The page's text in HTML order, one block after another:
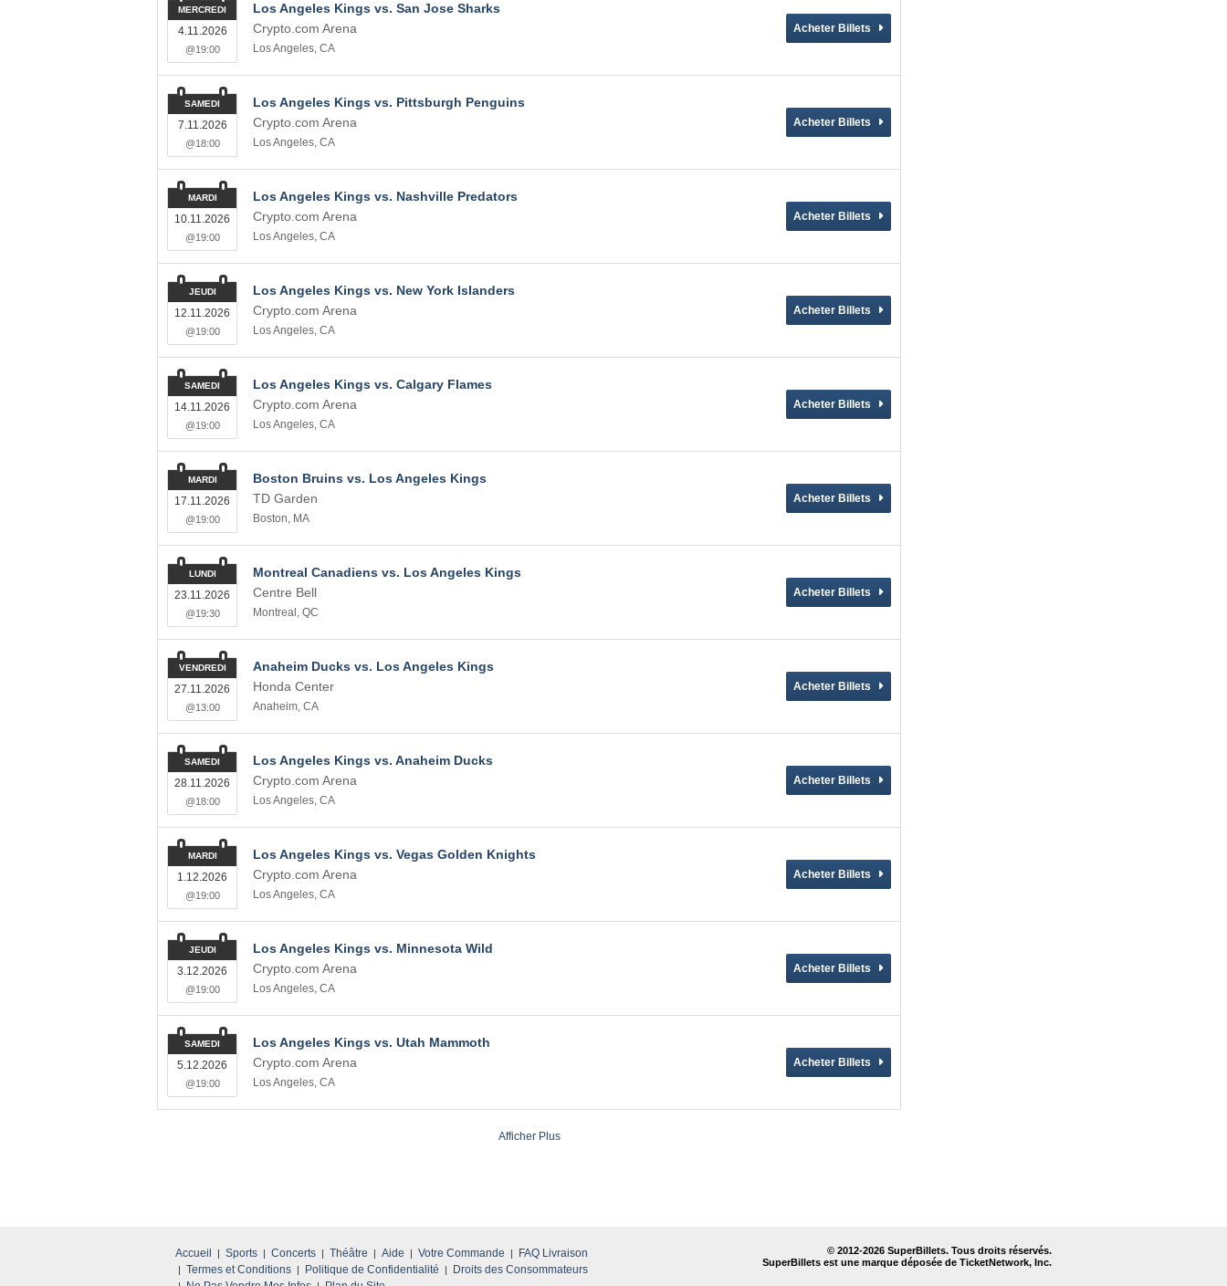
Los Angeles Kings vs. San Jose Sharks
Crypto.com Arena
Los Angeles, CA
MERCREDI
4.11.2026
@19:00
Los Angeles Kings vs. Pittsburgh Penguins
Crypto.com Arena
Los Angeles, CA
SAMEDI
7.11.2026
@18:00
Los Angeles Kings vs. Nashville Predators
Crypto.com Arena
Los Angeles, CA
MARDI
10.11.2026
@19:00
Los Angeles Kings vs. New York Islanders
Crypto.com Arena
Los Angeles, CA
JEUDI
12.11.2026
@19:00
Los Angeles Kings vs. Calgary Flames
Crypto.com Arena
Los Angeles, CA
SAMEDI
14.11.2026
@19:00
Boston Bruins vs. Los Angeles Kings
TD Garden
Boston, MA
MARDI
17.11.2026
@19:00
Montreal Canadiens vs. Los Angeles Kings
Centre Bell
Montreal , QC
LUNDI
23.11.2026
@19:30
Anaheim Ducks vs. Los Angeles Kings
Honda Center
Anaheim, CA
VENDREDI
27.11.2026
@13:00
Los Angeles Kings vs. Anaheim Ducks
Crypto.com Arena
Los Angeles, CA
SAMEDI
28.11.2026
@18:00
Los Angeles Kings vs. Vegas Golden Knights
Crypto.com Arena
Los Angeles, CA
MARDI
1.12.2026
@19:00
Los Angeles Kings vs. Minnesota Wild
Crypto.com Arena
Los Angeles, CA
JEUDI
3.12.2026
@19:00
Los Angeles Kings vs. Utah Mammoth
Crypto.com Arena
Los Angeles, CA
SAMEDI
5.12.2026
@19:00
Afficher Plus
Accueil Sports Concerts Théâtre Aide Votre Commande
FAQ Livraison
Termes et Conditions
Politique de Confidentialité
Droits des Consommateurs
© 2012-2026 SuperBillets. Tous droits réservés.
SuperBillets est une marque déposée de TicketNetwork, Inc.